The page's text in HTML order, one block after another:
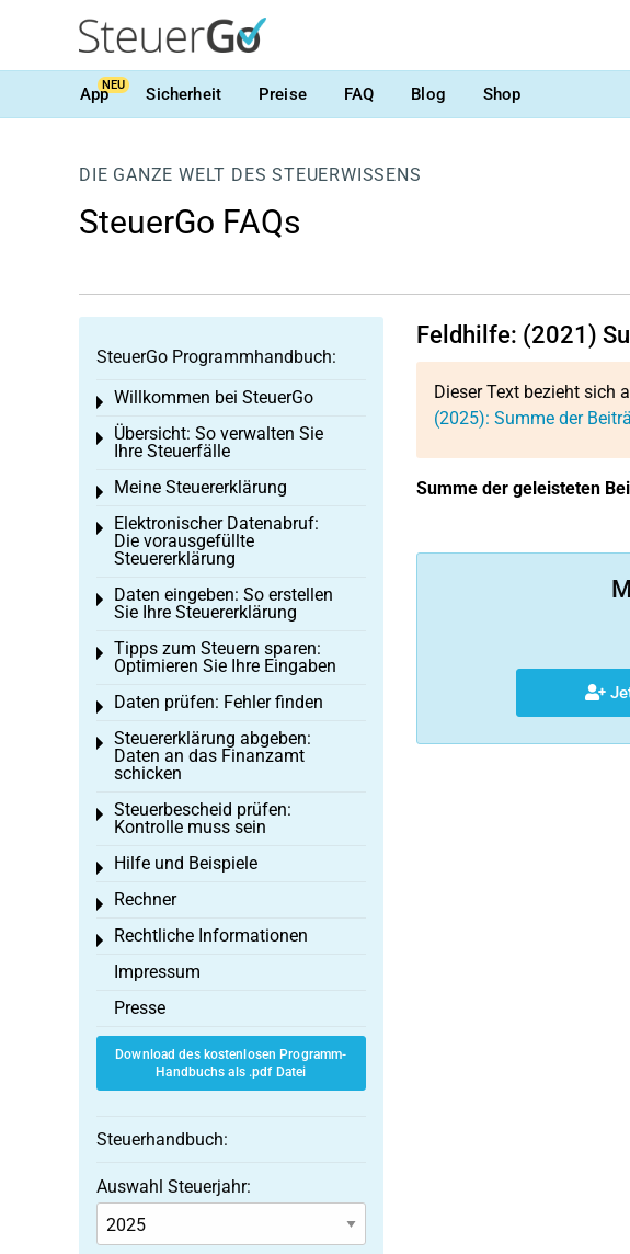
AppNEU Sicherheit Preise FAQ Blog Shop
DIE GANZE WELT DES STEUERWISSENS
SteuerGo FAQs
Feldhilfe: (2021)
Dieser Text bezieht sich
(2025): Summe der
Summe der geleisteten
SteuerGo Programmhandbuch:
Willkommen bei SteuerGo
Toggle menu
Übersicht: So verwalten Sie
Ihre Steuerfälle
Toggle menu
Meine Steuererklärung
Toggle menu
Elektronischer Datenabruf:
Die vorausgefüllte
Steuererklärung
Toggle menu
Daten eingeben: So erstellen
Sie Ihre Steuererklärung
Toggle menu
Tipps zum Steuern sparen:
Optimieren Sie Ihre Eingaben
Toggle menu
Daten prüfen: Fehler finden
Toggle menu
Steuererklärung abgeben:
Daten an das Finanzamt
schicken
Toggle menu
Steuerbescheid prüfen:
Kontrolle muss sein
Toggle menu
Hilfe und Beispiele
Toggle menu
Rechner
Toggle menu
Rechtliche Informationen
Toggle menu
Impressum
Presse
Download des kostenlosen Programm-
Handbuchs als .pdf Datei
Steuerhandbuch:
Auswahl Steuerjahr: